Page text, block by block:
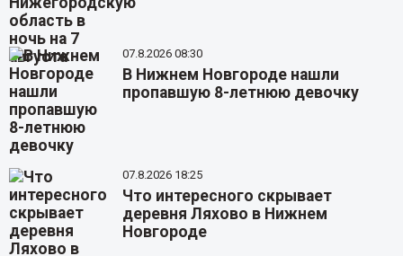
07.8.2026 08:30
В Нижнем Новгороде нашли
пропавшую 8-летнюю девочку
07.8.2026 18:25
Что интересного скрывает
деревня Ляхово в Нижнем
Новгороде